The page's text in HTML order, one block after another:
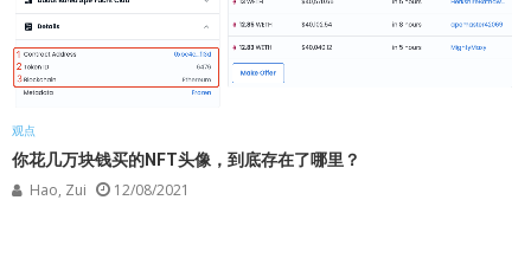
观点
你花几万块钱买的NFT头像，到底存在了哪里？
Hao, Zui 12/08/2021